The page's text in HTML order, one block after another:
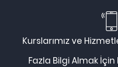
Kurslarımız ve
Fazla Bilgi Almak İçin